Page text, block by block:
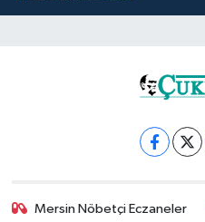
Mersin Nöbetçi Eczaneler